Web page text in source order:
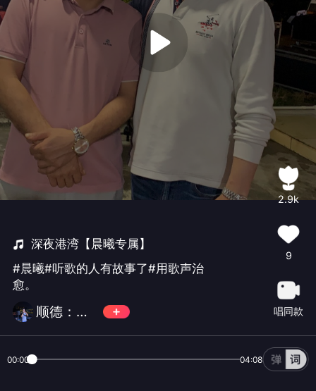
深夜港湾【晨曦专属】
#晨曦#听歌的人有故事了#用歌声治
愈。
顺德：超哥
2.9k
9
唱同款
00:00 04:08